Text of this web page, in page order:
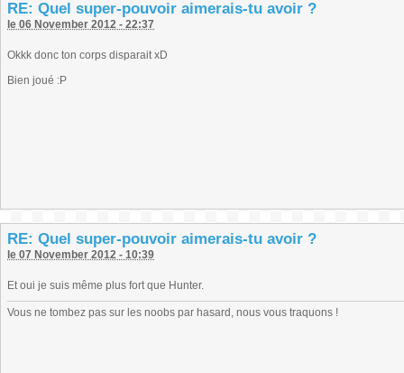
RE: Quel super-pouvoir aimerais-tu avoir ?
le 06 November 2012 - 22:37
Okkk donc ton corps disparait xD
Bien joué :P
RE: Quel super-pouvoir aimerais-tu avoir ?
le 07 November 2012 - 10:39
Et oui je suis même plus fort que Hunter.
Vous ne tombez pas sur les noobs par hasard, nous vous traquons !